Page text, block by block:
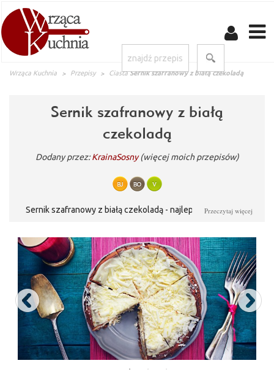
Wrząca Kuchnia Przepisy Ciasta Sernik szafranowy z białą czekoladą
Sernik szafranowy z białą
czekoladą
Dodany przez:KrainaSosny (więcej moich przepisów)
Sernik szafranowy z białą czekoladą - najlepszy przepis na
Przeczytaj więcej